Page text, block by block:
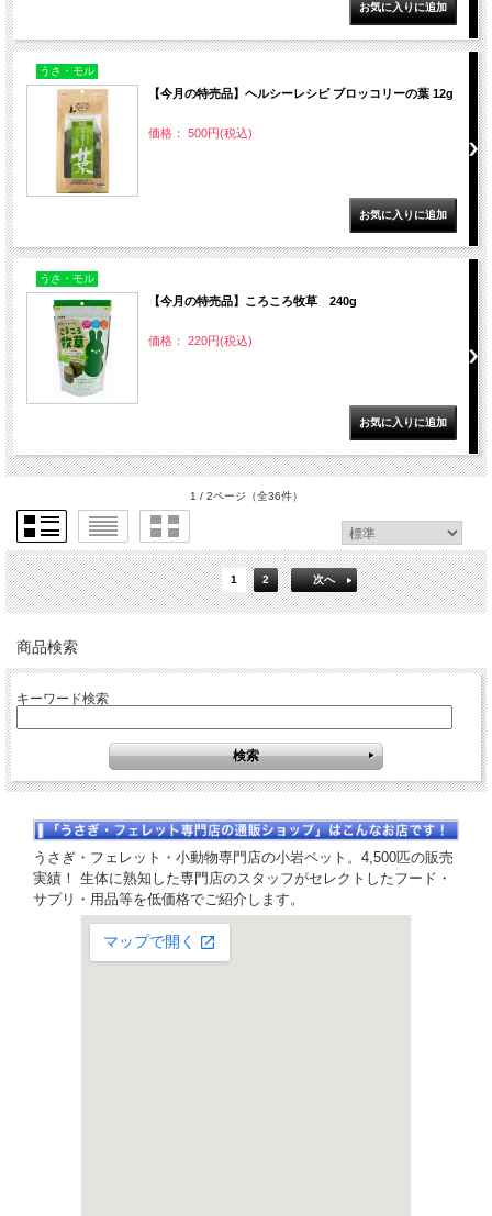
うさ・モル
【今月の特売品】ヘルシーレシピ ブロッコリーの葉 12g
価格： 500円(税込)
うさ・モル
【今月の特売品】ころころ牧草 240g
価格： 220円(税込)
1 / 2ページ （全36件）
1 2 次へ
商品検索
キーワード検索
うさぎ・フェレット・小動物専門店の小岩ペット。4,500匹の販売
実績！ 生体に熟知した専門店のスタッフがセレクトしたフード・
サプリ・用品等を低価格でご紹介します。